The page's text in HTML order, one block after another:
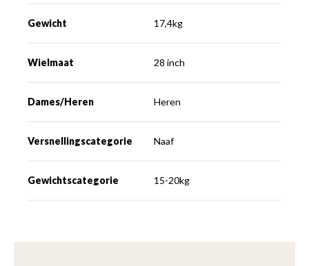
Gewicht 17,4kg
Wielmaat 28 inch
Dames/Heren Heren
Versnellingscategorie Naaf
Gewichtscategorie 15-20kg